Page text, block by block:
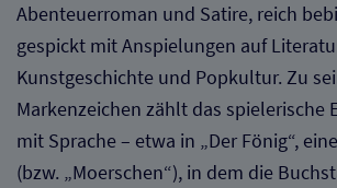
Abenteuerroman und Satire, reich
gespickt mit Anspielungen auf
Kunstgeschichte und Popkultur. Zu
Markenzeichen zählt das spielerische
mit Sprache – etwa in „Der Fönig“,
(bzw. „Moerschen“), in dem die